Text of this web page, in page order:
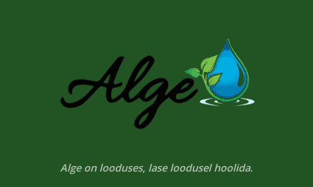
Alge on looduses, lase loodusel hoolida.